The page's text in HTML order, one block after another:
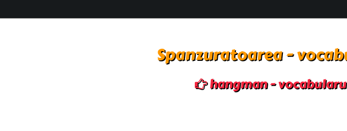
Spanzuratoarea -
hangman -